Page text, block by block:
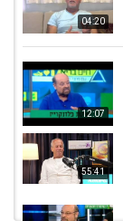
04:20
12:07
55:41